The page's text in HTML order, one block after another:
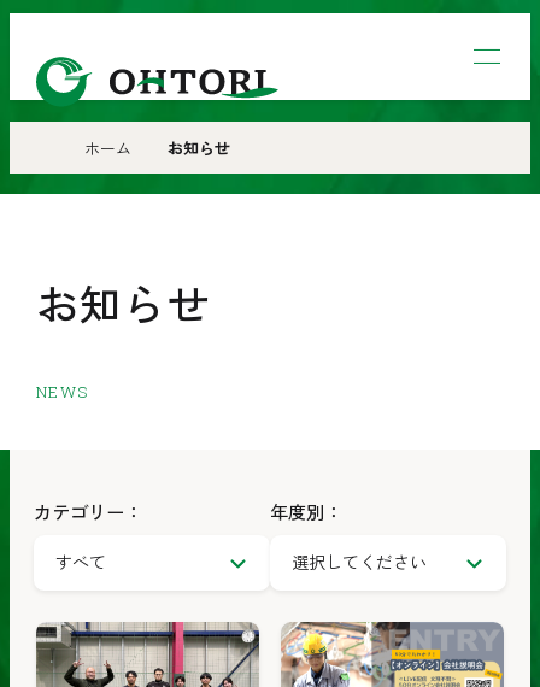
鳳
工
株
社
ホーム お知らせ
お知らせ
NEWS
カテゴリー：
年
別
で
絞
テ
ゴ
リ
年度別：
年
別
で
絞